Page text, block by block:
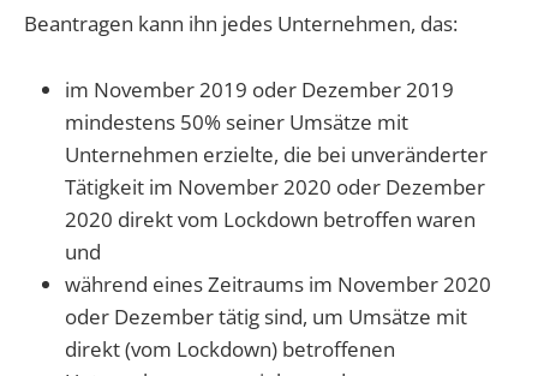
Beantragen kann ihn jedes Unternehmen, das:
im November 2019 oder Dezember 2019
mindestens 50% seiner Umsätze mit
Unternehmen erzielte, die bei unveränderter
Tätigkeit im November 2020 oder Dezember
2020 direkt vom Lockdown betroffen waren
und
während eines Zeitraums im November 2020
oder Dezember tätig sind, um Umsätze mit
direkt (vom Lockdown) betroffenen